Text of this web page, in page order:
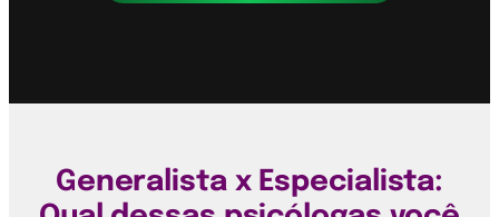
Generalista x Especialista: